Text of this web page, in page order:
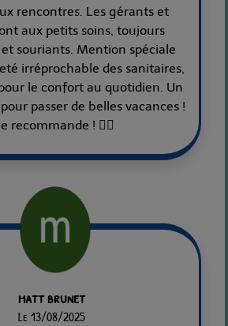
rencontres. Les gérants et
aux petits soins, toujours
souriants. Mention spéciale
irréprochable des sanitaires,
le confort au quotidien. Un
passer de belles vacances !
recommande ! 👍🏼
matt brunet
Le 13/08/2025